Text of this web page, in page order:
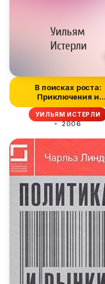
В поисках роста:
Приключения и
злоключения
УИЛЬЯМ ИСТЕРЛИ
2006